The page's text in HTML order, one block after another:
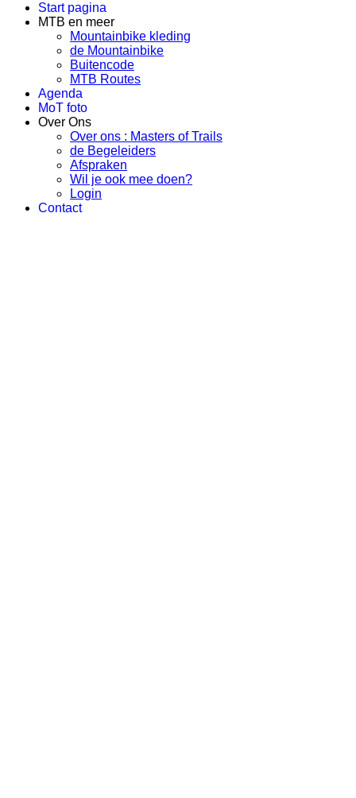
Start pagina
MTB en meer
Mountainbike kleding
de Mountainbike
Buitencode
MTB Routes
Agenda
MoT foto
Over Ons
Over ons : Masters of Trails
de Begeleiders
Afspraken
Wil je ook mee doen?
Login
Contact